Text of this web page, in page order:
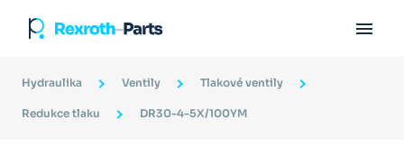

Hydraulika Ventily Tlakové ventily
Redukce tlaku DR30-4-5X/100YM